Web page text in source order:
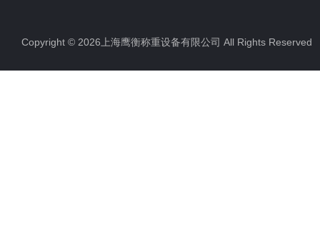
Copyright © 2026上海鹰衡称重设备有限公司 All Rights